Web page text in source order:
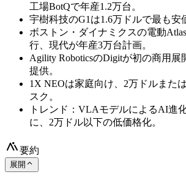
工場BotQで年産1.2万台。
宇樹科技のG1は1.6万ドルで最も安
ボストン・ダイナミクスの電動
行、現代が年産3万台計画。
Agility RoboticsのDigitが初の商用展
提供。
1X NEOは家庭向け、2万ドルまた
スク。
トレンド：VLAモデルによるAI進
に、2万ドル以下の低価格化。
要約
展開